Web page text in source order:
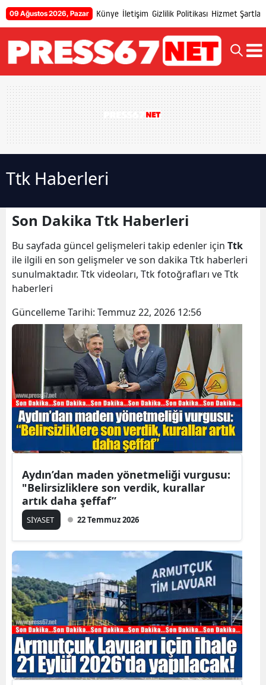
09 Ağustos 2026, Pazar Künye İletişim Gizlilik Politikası Hizmet Şartları
Ttk Haberleri
Son Dakika Ttk Haberleri
Bu sayfada güncel gelişmeleri takip edenler için Ttk
ile ilgili en son gelişmeler ve son dakika Ttk haberleri
sunulmaktadır. Ttk videoları, Ttk fotoğrafları ve Ttk
haberleri
Güncelleme Tarihi: Temmuz 22, 2026 12:56
Aydın’dan maden yönetmeliği vurgusu:
"Belirsizliklere son verdik, kurallar
artık daha şeffaf”
SİYASET 22 Temmuz 2026